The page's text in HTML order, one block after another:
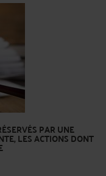
PAR UNE
LES ACTIONS DONT